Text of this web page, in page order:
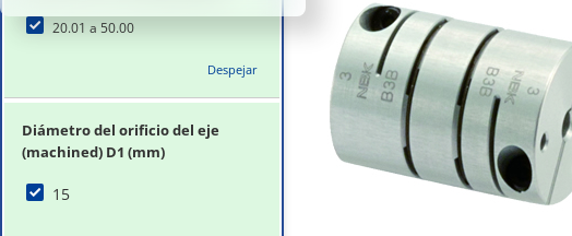
20.01 a 50.00
Despejar
Diámetro del orificio del eje
(machined) D1 (mm)
15